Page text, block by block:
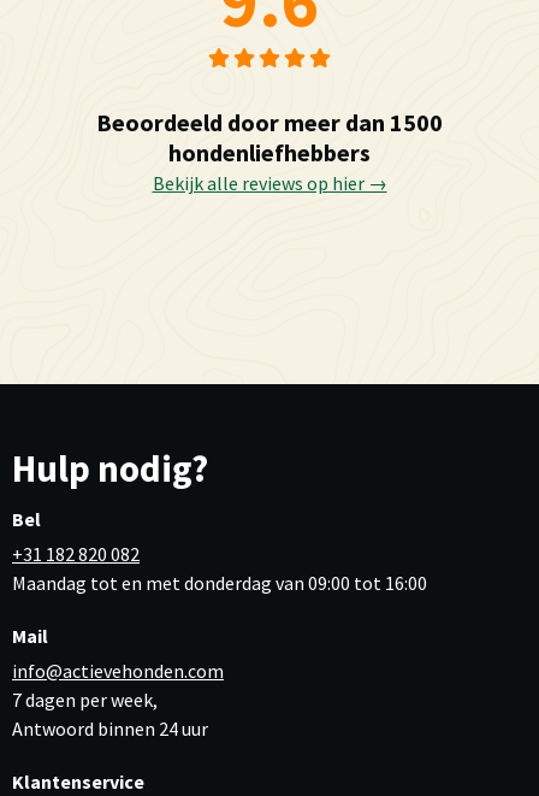
Beoordeeld door meer dan 1500
hondenliefhebbers
Bekijk alle reviews op hier →
Hulp nodig?
Bel
+31 182 820 082
Maandag tot en met donderdag van 09:00 tot 16:00
Mail
info@actievehonden.com
7 dagen per week,
Antwoord binnen 24 uur
Klantenservice